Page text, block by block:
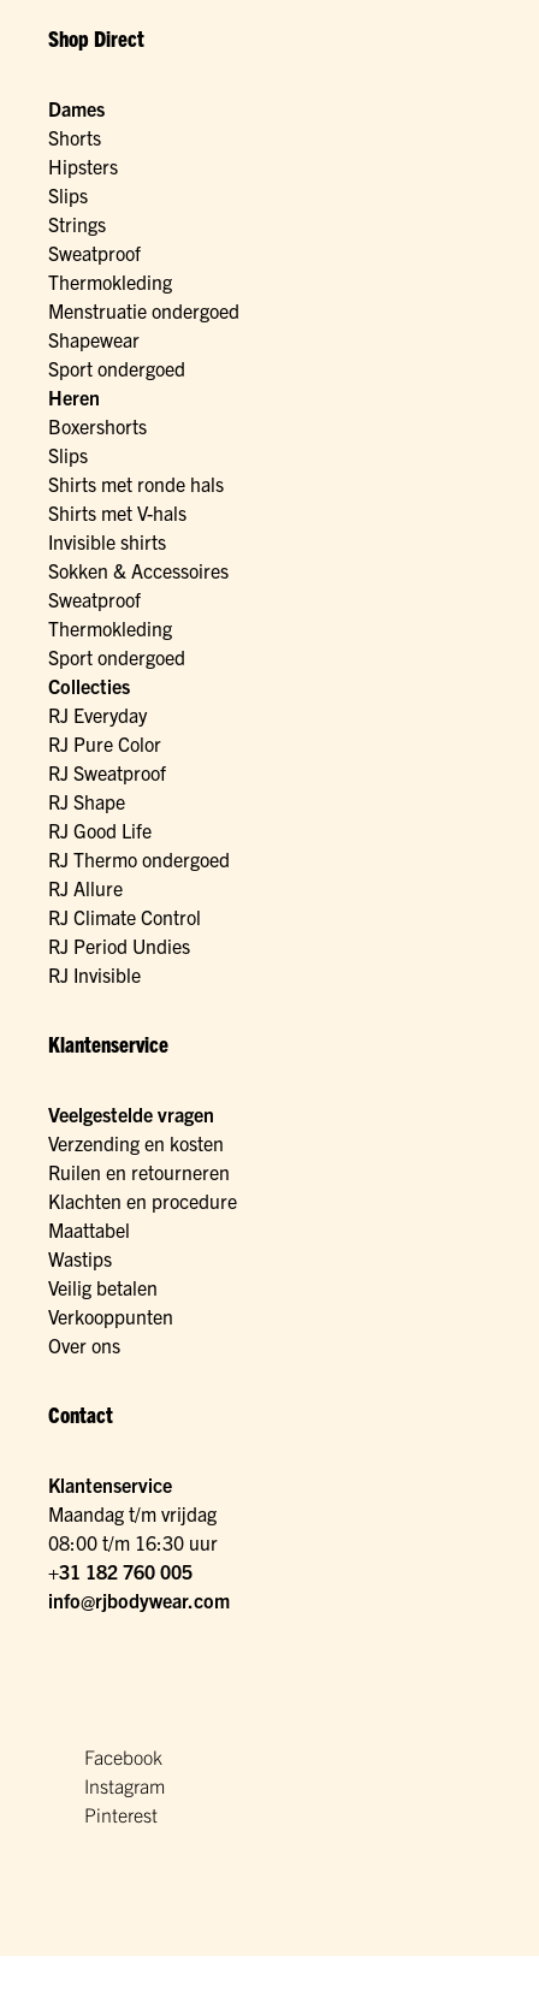
Shop Direct
Dames
Shorts
Hipsters
Slips
Strings
Sweatproof
Thermokleding
Menstruatie ondergoed
Shapewear
Sport ondergoed
Heren
Boxershorts
Slips
Shirts met ronde hals
Shirts met V-hals
Invisible shirts
Sokken & Accessoires
Sweatproof
Thermokleding
Sport ondergoed
Collecties
RJ Everyday
RJ Pure Color
RJ Sweatproof
RJ Shape
RJ Good Life
RJ Thermo ondergoed
RJ Allure
RJ Climate Control
RJ Period Undies
RJ Invisible
Klantenservice
Veelgestelde vragen
Verzending en kosten
Ruilen en retourneren
Klachten en procedure
Maattabel
Wastips
Veilig betalen
Verkooppunten
Over ons
Contact
Klantenservice
Maandag t/m vrijdag
08:00 t/m 16:30 uur
+31 182 760 005
info@rjbodywear.com
Facebook
Instagram
Pinterest